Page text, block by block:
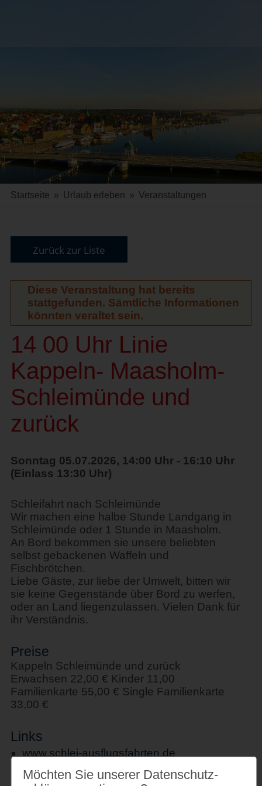
Startseite » Urlaub erleben » Veranstaltungen
Zurück zur Liste
Diese Veranstaltung hat bereits
stattgefunden. Sämtliche Informationen
könnten veraltet sein.
14 00 Uhr Linie
Kappeln- Maasholm-
Schleimünde und
zurück
Sonntag 05.07.2026, 14:00 Uhr - 16:10 Uhr
(Einlass 13:30 Uhr)
Schleifahrt nach Schleimünde
Wir machen eine halbe Stunde Landgang in
Schleimünde oder 1 Stunde in Maasholm.
An Bord bekommen sie unsere beliebten
selbst gebackenen Waffeln und
Fischbrötchen.
Liebe Gäste, zur liebe der Umwelt, bitten wir
sie keine Gegenstände über Bord zu werfen,
oder an Land liegenzulassen. Vielen Dank für
ihr Verständnis.
Preise
Kappeln Schleimünde und zurück
Erwachsen 22,00 € Kinder 11,00
Familienkarte 55,00 € Single Familienkarte
33,00 €
Links
www.schlei-ausflugsfahrten.de
Möchten Sie unserer Datenschutz­